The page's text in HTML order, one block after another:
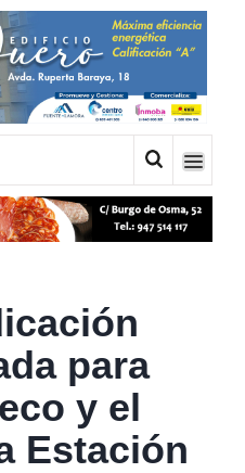
para
y el
Estación